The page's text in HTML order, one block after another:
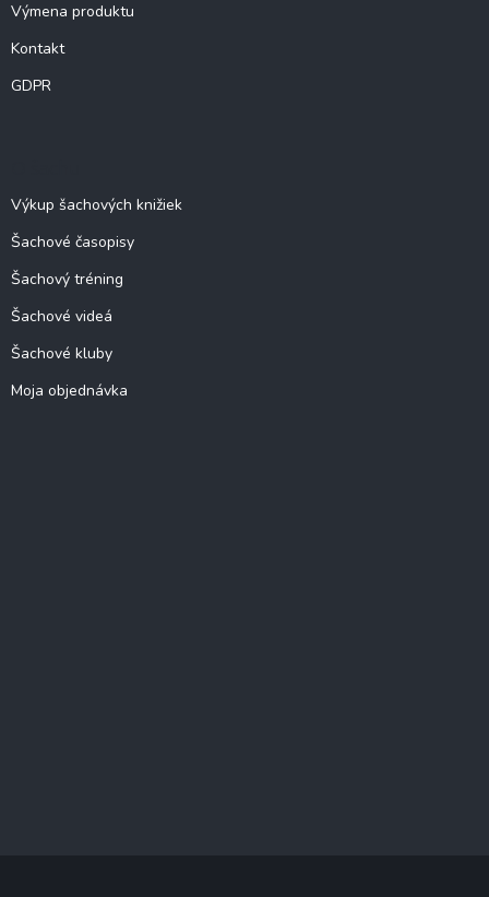
Výmena produktu
Kontakt
GDPR
Výkup šachových knižiek
Šachové časopisy
Šachový tréning
Šachové videá
Šachové kluby
Moja objednávka